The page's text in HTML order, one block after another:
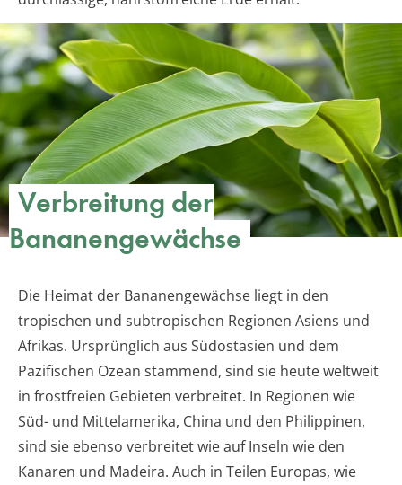
Verbreitung der
Bananengewächse
Die Heimat der Bananengewächse liegt in den
tropischen und subtropischen Regionen Asiens und
Afrikas. Ursprünglich aus Südostasien und dem
Pazifischen Ozean stammend, sind sie heute weltweit
in frostfreien Gebieten verbreitet. In Regionen wie
Süd- und Mittelamerika, China und den Philippinen,
sind sie ebenso verbreitet wie auf Inseln wie den
Kanaren und Madeira. Auch in Teilen Europas, wie